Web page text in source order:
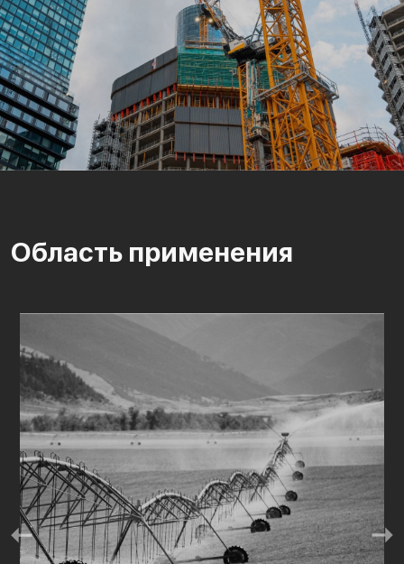
Область применения